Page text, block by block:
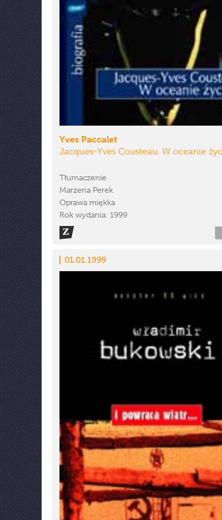
Yves Paccalet
Jacques-Yves Cousteau. W oceanie
Tłumaczenie
Marzena Perek
Oprawa miękka
Rok wydania: 1999
01.01.1999